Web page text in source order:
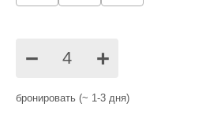
− +
бронировать (~ 1-3 дня)